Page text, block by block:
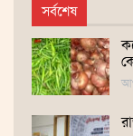
সর্বশেষ